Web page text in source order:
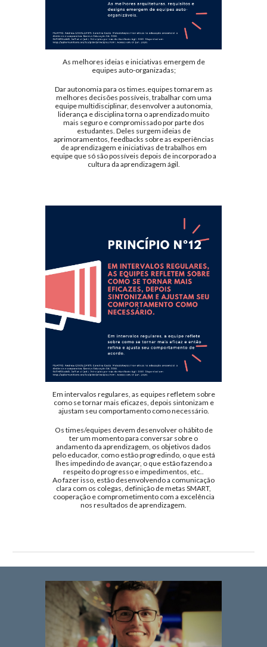
As melhores ideias e iniciativas emergem de
equipes auto-organizadas;
Dar autonomia para os times.equipes tomarem as
melhores decisões possíveis, trabalhar com uma
equipe multidisciplinar, desenvolver a autonomia,
liderança e disciplina torna o aprendizado muito
mais seguro e compromissado por parte dos
estudantes. Deles surgem ideias de
aprimoramentos, feedbacks sobre as experiências
de aprendizagem e iniciativas de trabalhos em
equipe que só são possíveis depois de incorporado a
cultura da aprendizagem ágil.
Em intervalos regulares, as equipes refletem sobre
como se tornar mais eficazes, depois sintonizam e
ajustam seu comportamento como necessário.
Os times/equipes devem desenvolver o hábito de
ter um momento para conversar sobre o
andamento da aprendizagem, os objetivos dados
pelo educador, como estão progredindo, o que está
lhes impedindo de avançar, o que estão fazendo a
respeito do progresso e impedimentos, etc..
Ao fazer isso, estão desenvolvendo a comunicação
clara com os colegas, definição de metas SMART,
cooperação e comprometimento com a excelência
nos resultados de aprendizagem.